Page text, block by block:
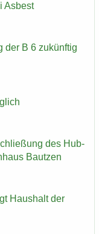
Asbest
der B 6 zu­künf­tig
des Hub­
Baut­zen
Haus­halt der